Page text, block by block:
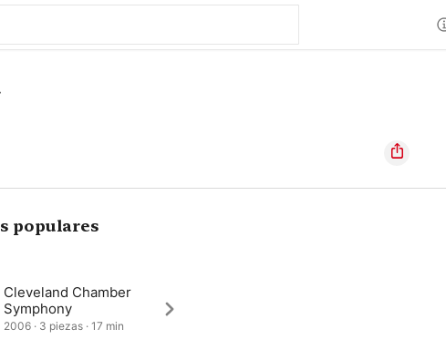
populares
Cleveland Chamber
Symphony
2006 · 3 piezas · 17 min